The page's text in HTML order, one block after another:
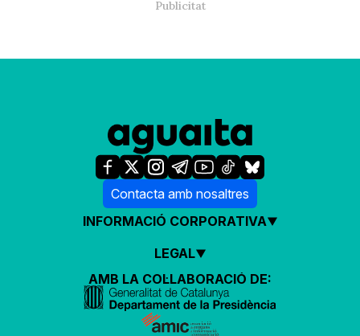
Contacta amb nosaltres
INFORMACIÓ CORPORATIVA
LEGAL
AMB LA COL·LABORACIÓ DE: